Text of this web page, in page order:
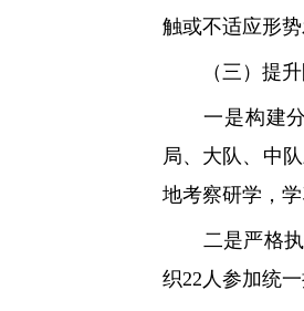
触或不适应形
（三）提升
一是构建分
局、大队、中
地考察研学，
二是严格执
织22人参加统